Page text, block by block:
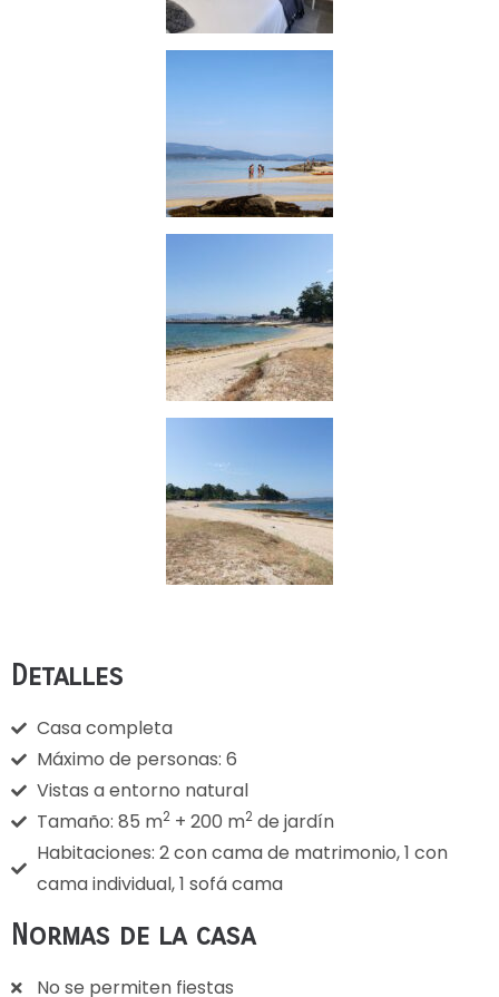
Detalles
Casa completa
Máximo de personas: 6
Vistas a entorno natural
Tamaño: 85 m2+ 200 m2de jardín
Habitaciones: 2 con cama de matrimonio, 1 con
cama individual, 1 sofá cama
Normas de la casa
No se permiten fiestas